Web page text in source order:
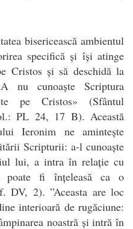
bisericească ambientul
specifică și își atinge
Cristos și să deschidă la
nu cunoaște Scriptura
pe Cristos» (Sfântul
PL 24, 17 B). Această
Ieronim ne amintește
Scripturii: a-l cunoaște
lui, a intra în relație cu
poate fi înțeleasă ca o
DV, 2). ”Aceasta are loc
interioară de rugăciune:
noastră și intră în